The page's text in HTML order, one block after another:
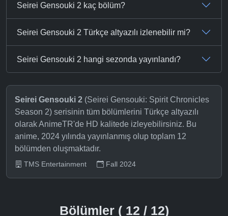
Seirei Gensouki 2 kaç bölüm?
Seirei Gensouki 2 Türkçe altyazılı izlenebilir mi?
Seirei Gensouki 2 hangi sezonda yayınlandı?
Seirei Gensouki 2 (Seirei Gensouki: Spirit Chronicles
Season 2) serisinin tüm bölümlerini Türkçe altyazılı
olarak AnimeTR'de HD kalitede izleyebilirsiniz. Bu
anime, 2024 yılında yayınlanmış olup toplam 12
bölümden oluşmaktadır.
TMS Entertainment Fall 2024
Bölümler ( 12 / 12)